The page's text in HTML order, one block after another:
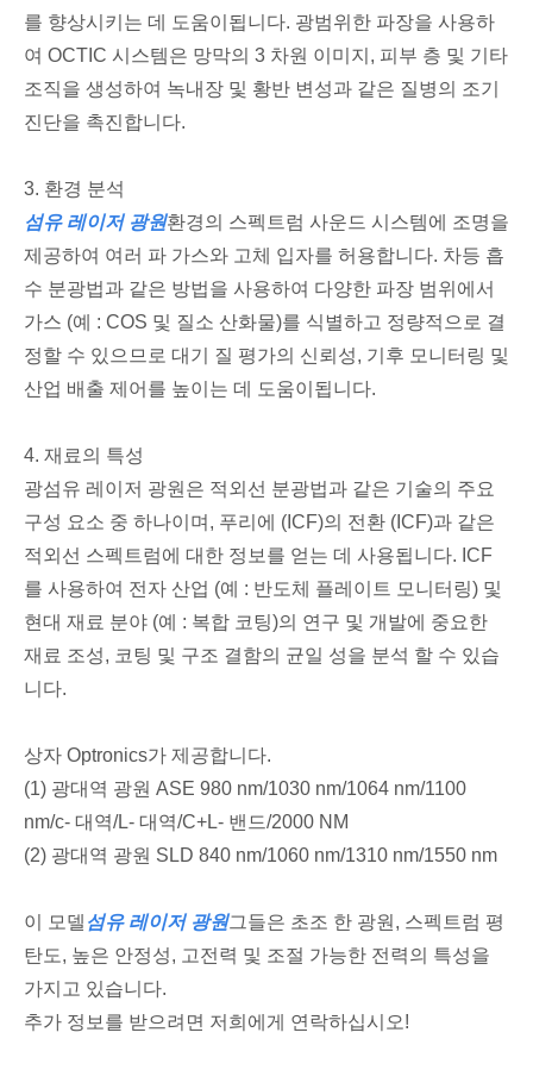
를 향상시키는 데 도움이됩니다. 광범위한 파장을 사용하
여 OCTIC 시스템은 망막의 3 차원 이미지, 피부 층 및 기타
조직을 생성하여 녹내장 및 황반 변성과 같은 질병의 조기
진단을 촉진합니다.
3. 환경 분석
섬유 레이저 광원환경의 스펙트럼 사운드 시스템에 조명을
제공하여 여러 파 가스와 고체 입자를 허용합니다. 차등 흡
수 분광법과 같은 방법을 사용하여 다양한 파장 범위에서
가스 (예 : COS 및 질소 산화물)를 식별하고 정량적으로 결
정할 수 있으므로 대기 질 평가의 신뢰성, 기후 모니터링 및
산업 배출 제어를 높이는 데 도움이됩니다.
4. 재료의 특성
광섬유 레이저 광원은 적외선 분광법과 같은 기술의 주요
구성 요소 중 하나이며, 푸리에 (ICF)의 전환 (ICF)과 같은
적외선 스펙트럼에 대한 정보를 얻는 데 사용됩니다. ICF
를 사용하여 전자 산업 (예 : 반도체 플레이트 모니터링) 및
현대 재료 분야 (예 : 복합 코팅)의 연구 및 개발에 중요한
재료 조성, 코팅 및 구조 결함의 균일 성을 분석 할 수 있습
니다.
상자 Optronics가 제공합니다.
(1) 광대역 광원 ASE 980 nm/1030 nm/1064 nm/1100
nm/c- 대역/L- 대역/C+L- 밴드/2000 NM
(2) 광대역 광원 SLD 840 nm/1060 nm/1310 nm/1550 nm
이 모델 섬유 레이저 광원그들은 초조 한 광원, 스펙트럼 평
탄도, 높은 안정성, 고전력 및 조절 가능한 전력의 특성을
가지고 있습니다.
추가 정보를 받으려면 저희에게 연락하십시오!